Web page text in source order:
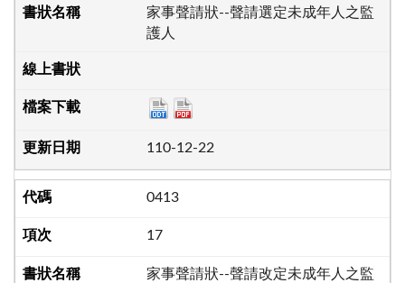
家事聲請狀--聲請選定未成年人之監
護人
110-12-22
0413
17
家事聲請狀--聲請改定未成年人之監